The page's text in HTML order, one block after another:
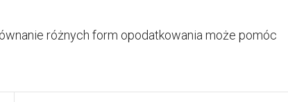
różnych form opodatkowania może pomóc